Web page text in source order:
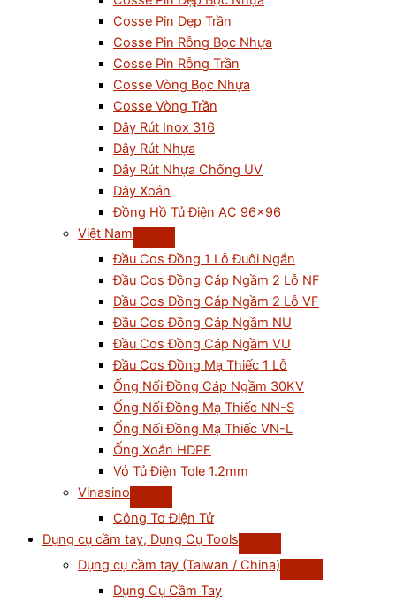
Cosse Pin Dẹp Trần
Cosse Pin Rỗng Bọc Nhựa
Cosse Pin Rỗng Trần
Cosse Vòng Bọc Nhựa
Cosse Vòng Trần
Dây Rút Inox 316
Dây Rút Nhựa
Dây Rút Nhựa Chống UV
Dây Xoắn
Đồng Hồ Tủ Điện AC 96×96
Việt Nam
Đầu Cos Đồng 1 Lỗ Đuôi Ngắn
Đầu Cos Đồng Cáp Ngầm 2 Lỗ NF
Đầu Cos Đồng Cáp Ngầm 2 Lỗ VF
Đầu Cos Đồng Cáp Ngầm NU
Đầu Cos Đồng Cáp Ngầm VU
Đầu Cos Đồng Mạ Thiếc 1 Lỗ
Ống Nối Đồng Cáp Ngầm 30KV
Ống Nối Đồng Mạ Thiếc NN-S
Ống Nối Đồng Mạ Thiếc VN-L
Ống Xoắn HDPE
Vỏ Tủ Điện Tole 1.2mm
Vinasino
Công Tơ Điện Tử
Dụng cụ cầm tay, Dụng Cụ Tools
Dụng cụ cầm tay (Taiwan / China)
Dụng Cụ Cầm Tay